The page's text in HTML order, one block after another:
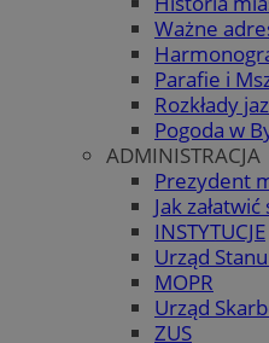
Ważne
Parafie i
Rozkłady
Pogoda w
ADMINISTRACJA
Prezydent
Jak
INSTYTUCJE
Urząd
MOPR
Urząd
ZUS